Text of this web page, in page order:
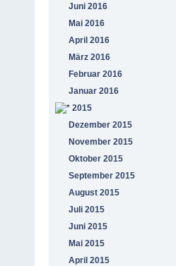
Juni 2016
Mai 2016
April 2016
März 2016
Februar 2016
Januar 2016
2015
Dezember 2015
November 2015
Oktober 2015
September 2015
August 2015
Juli 2015
Juni 2015
Mai 2015
April 2015